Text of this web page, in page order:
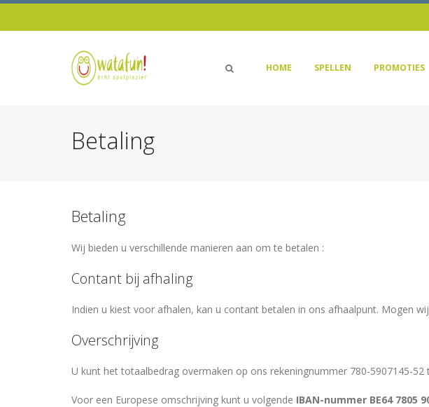
HOME SPELLEN PROMOTIES
Betaling
Betaling
Wij bieden u verschillende manieren aan om te betalen :
Contant bij afhaling
Indien u kiest voor afhalen, kan u contant betalen in ons afhaalpunt. Mogen
Overschrijving
U kunt het totaalbedrag overmaken op ons rekeningnummer 780-5907145-
Voor een Europese omschrijving kunt u volgende IBAN-nummer BE64 7805